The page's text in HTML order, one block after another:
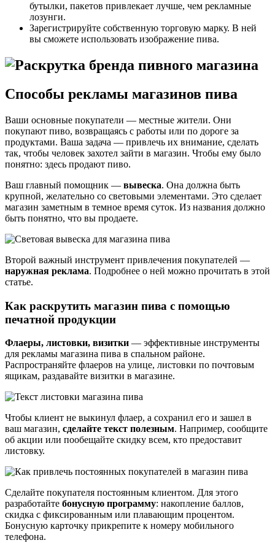
бутылки, пакетов привлекает лучше, чем рекламные
лозунги.
Зарегистрируйте собственную торговую марку. В ней
вы сможете использовать изображение пива.
Способы рекламы магазинов пива
Ваши основные покупатели — местные жители. Они
покупают пиво, возвращаясь с работы или по дороге за
продуктами. Ваша задача — привлечь их внимание, сделать
так, чтобы человек захотел зайти в магазин. Чтобы ему было
понятно: здесь продают пиво.
Ваш главный помощник — вывеска. Она должна быть
крупной, желательно со световыми элементами. Это сделает
магазин заметным в темное время суток. Из названия должно
быть понятно, что вы продаете.
Второй важный инструмент привлечения покупателей —
наружная реклама. Подробнее о ней можно прочитать в этой
статье.
Как раскрутить магазин пива с помощью
печатной продукции
Флаеры, листовки, визитки — эффективные инструменты
для рекламы магазина пива в спальном районе.
Распространяйте флаеров на улице, листовки по почтовым
ящикам, раздавайте визитки в магазине.
Чтобы клиент не выкинул флаер, а сохранил его и зашел в
ваш магазин, сделайте текст полезным. Например, сообщите
об акции или пообещайте скидку всем, кто предоставит
листовку.
Сделайте покупателя постоянным клиентом. Для этого
разработайте бонусную программу: накопление баллов,
скидка с фиксированным или плавающим процентом.
Бонусную карточку прикрепите к номеру мобильного
телефона.